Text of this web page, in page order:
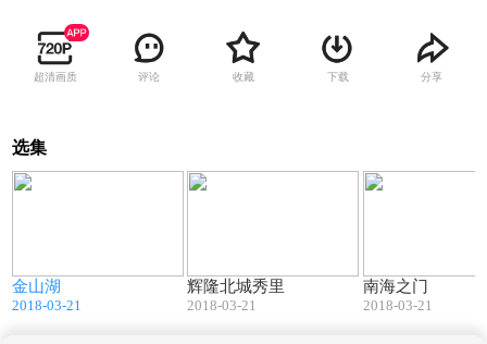
超清画质 评论 收藏 下载 分享
选集
金山湖
2018-03-21
辉隆北城秀里
2018-03-21
南海之门
2018-03-21